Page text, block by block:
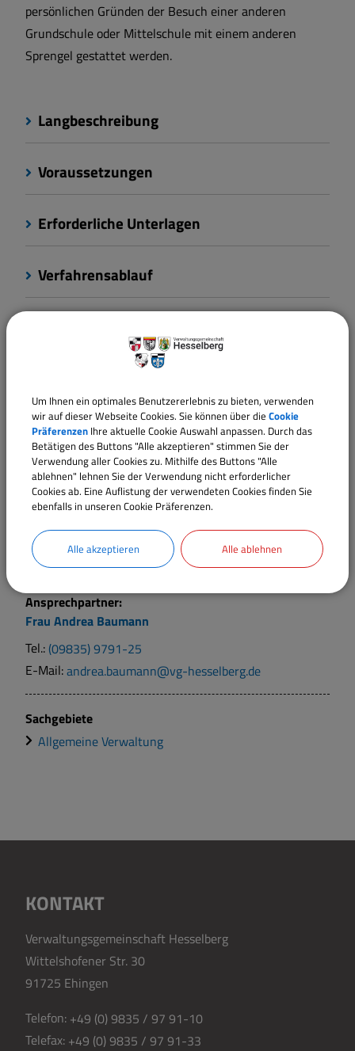
persönlichen Gründen der Besuch einer anderen
Grundschule oder Mittelschule mit einem anderen
Sprengel gestattet werden.
Langbeschreibung
Voraussetzungen
Erforderliche Unterlagen
Verfahrensablauf
Rechtsbehelf
Rechtsgrundlagen
Verantwortliche Behörde
Ansprechpartner:
Frau Andrea Baumann
Tel.: (09835) 9791-25
E-Mail:andrea.baumann@vg-hesselberg.de
Sachgebiete
Allgemeine Verwaltung
KONTAKT
Verwaltungsgemeinschaft Hesselberg
Wittelshofener Str. 30
91725 Ehingen
Telefon: +49 (0) 9835 / 97 91-10
Telefax: +49 (0) 9835 / 97 91-33
Um Ihnen ein optimales Benutzererlebnis zu bieten, verwenden
wir auf dieser Webseite Cookies. Sie können über die Cookie
Präferenzen Ihre aktuelle Cookie Auswahl anpassen. Durch das
Betätigen des Buttons "Alle akzeptieren" stimmen Sie der
Verwendung aller Cookies zu. Mithilfe des Buttons "Alle
ablehnen" lehnen Sie der Verwendung nicht erforderlicher
Cookies ab. Eine Auflistung der verwendeten Cookies finden Sie
ebenfalls in unseren Cookie Präferenzen.
Alle akzeptieren Alle ablehnen